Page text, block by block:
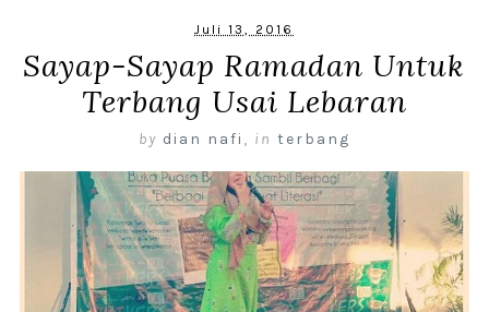
Juli 13, 2016
Sayap-Sayap Ramadan Untuk
Terbang Usai Lebaran
by dian nafi , in terbang